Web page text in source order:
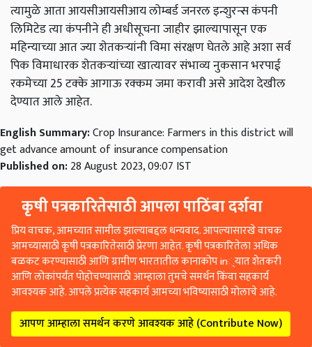
त्यामुळे आता आयसीआयसीआय लोम्बर्ड जनरल इन्शुरन्स कंपनी
लिमिटेड त्या कंपनीने ही अधीसूचना जाहीर झाल्यापासून एक
महिन्याच्या आत ज्या शेतकऱ्यांनी विमा संरक्षण घेतले आहे अशा सर्व
पिक विमाधारक शेतकऱ्यांच्या खात्यावर संभाव्य नुकसान भरपाई
रकमेच्या 25 टक्के आगाऊ रक्कम जमा करावी असे आदेश देखील
देण्यात आले आहेत.
English Summary:Crop Insurance: Farmers in this district will
get advance amount of insurance compensation
Published on:28 August 2023, 09:07 IST
कृषी पत्रकारितेसाठी आपला पाठिंबा दर्शवा
प्रिय वाचक, आमच्यात सामील झाल्याबद्दल धन्यवाद. आपल्यासारखे वाचक
आमच्यासाठी कृषी पत्रकारितेसाठी प्रेरणा आहेत. कृषी पत्रकारितेला अधिक
बळकट करण्यासाठी आणि ग्रामीण भारतातील कानाकोप in्यात शेतकरी
आणि लोकांपर्यंत पोहोचण्यासाठी आम्हाला तुमचे समर्थन किंवा सहकार्य
आवश्यक आहे. आपले प्रत्येक सहकार्य आमच्या भविष्यासाठी मोलाचे आहे.
आपण आम्हाला समर्थन करणे आवश्यक आहे (Contribute Now)